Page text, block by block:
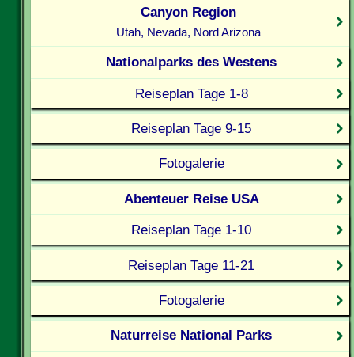
Canyon Region
Utah, Nevada, Nord Arizona
Nationalparks des Westens
Reiseplan Tage 1-8
Reiseplan Tage 9-15
Fotogalerie
Abenteuer Reise USA
Reiseplan Tage 1-10
Reiseplan Tage 11-21
Fotogalerie
Naturreise National Parks